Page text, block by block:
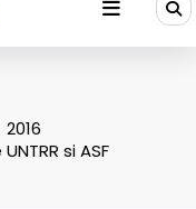
2016
si ASF